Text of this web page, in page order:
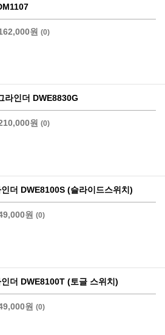
원 (0)
라인더 DWE8830G
원 (0)
더 DWE8100S (슬라이드스위치)
원 (0)
더 DWE8100T (토글 스위치)
원 (0)